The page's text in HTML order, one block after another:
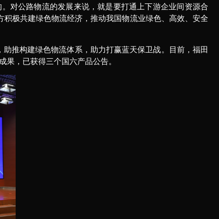
对公路物流的发展来说，就是要打通上下游企业间资源合
极共建绿色物流经济，推动我国物流业绿色、高效、安全
推构建绿色物流体系，助力打赢蓝天保卫战。目前，福田
，已获得三个国六产品公告。